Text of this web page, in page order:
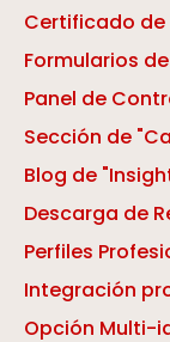
Certificado de
Formularios
Panel de
Sección de
Blog de
Descarga de
Perfiles
Integración
Opción Multi-